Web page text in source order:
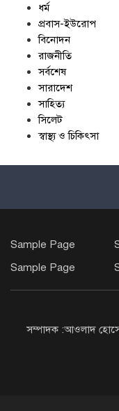
ধর্ম
প্রবাস-ইউরোপ
বিনোদন
রাজনীতি
সর্বশেষ
সারাদেশ
সাহিত্য
সিলেট
স্বাস্থ্য ও চিকিৎসা
Sample Page
Sample Page
সম্পাদক :আওলাদ